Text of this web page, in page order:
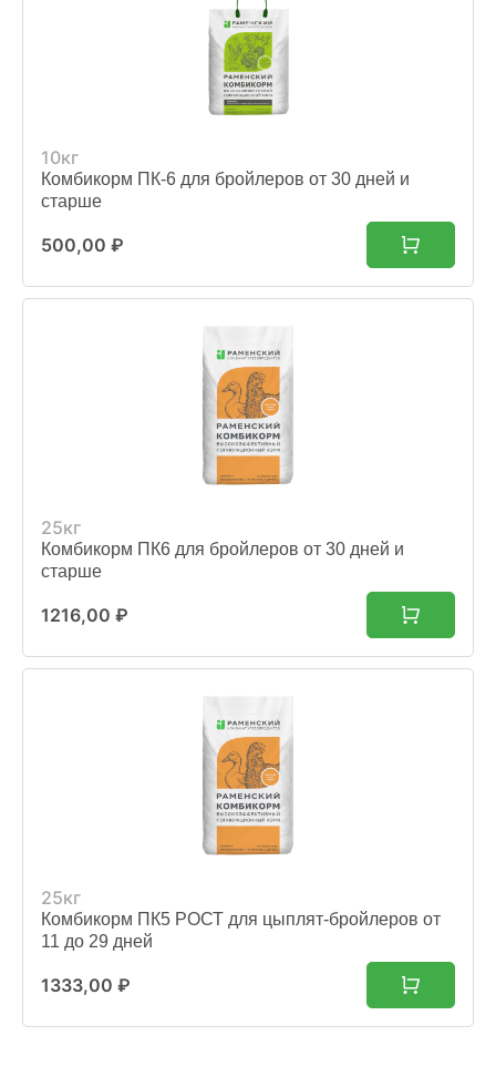
10кг
Комбикорм ПК-6 для бройлеров от 30 дней и
старше
500,00 ₽
25кг
Комбикорм ПК6 для бройлеров от 30 дней и
старше
1216,00 ₽
25кг
Комбикорм ПК5 РОСТ для цыплят-бройлеров от
11 до 29 дней
1333,00 ₽